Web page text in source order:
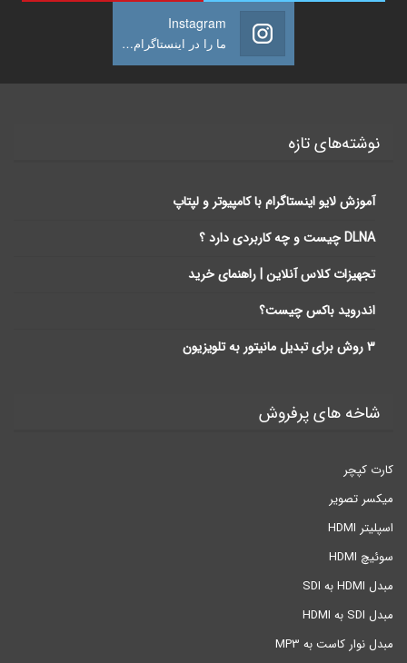
Instagram
ما را در اینستاگرام دنبال کنید
نوشته‌های تازه
آموزش لایو اینستاگرام با کامپیوتر و لپتاپ
DLNA چیست و چه کاربردی دارد ؟
تجهیزات کلاس آنلاین | راهنمای خرید
اندروید باکس چیست؟
3 روش برای تبدیل مانیتور به تلویزیون
شاخه های پرفروش
کارت کپچر
میکسر تصویر
اسپلیتر HDMI
سوئیچ HDMI
مبدل HDMI به SDI
مبدل SDI به HDMI
مبدل نوار کاست به MP3